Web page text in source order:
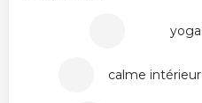
yoga
calme intérieur